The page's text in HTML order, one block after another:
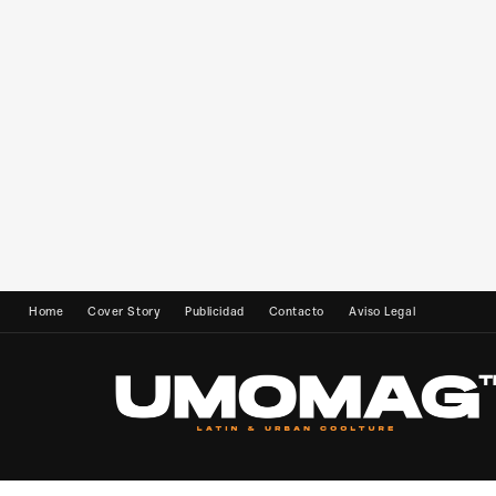
Home Cover Story Publicidad Contacto Aviso Legal